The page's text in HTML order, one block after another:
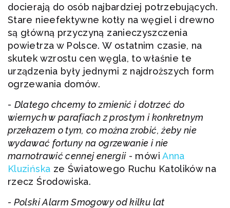
docierają do osób najbardziej potrzebujących.
Stare nieefektywne kotły na węgiel i drewno
są główną przyczyną zanieczyszczenia
powietrza w Polsce. W ostatnim czasie, na
skutek wzrostu cen węgla, to właśnie te
urządzenia były jednymi z najdroższych form
ogrzewania domów.
- Dlatego chcemy to zmienić i dotrzeć do
wiernych w parafiach z prostym i konkretnym
przekazem o tym, co można zrobić, żeby nie
wydawać fortuny na ogrzewanie i nie
marnotrawić cennej energii- mówiAnna
Kluzińska ze Światowego Ruchu Katolików na
rzecz Środowiska.
- Polski Alarm Smogowy od kilku lat